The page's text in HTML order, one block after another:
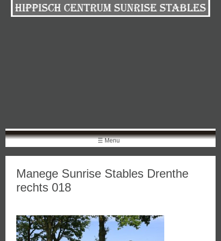
Skip
☰ Menu
Manege Sunrise Stables Drenthe
rechts 018